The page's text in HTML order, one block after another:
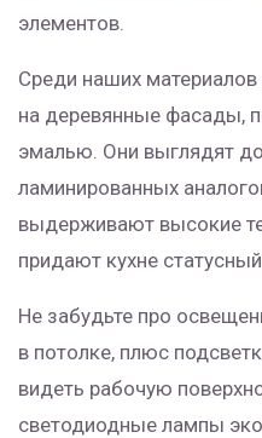
элементов.
Среди наших материалов
на деревянные фасады,
эмалью. Они выглядят
ламинированных
выдерживают высокие
придают кухне
Не забудьте про
в потолке, плюс
видеть рабочую
светодиодные лампы